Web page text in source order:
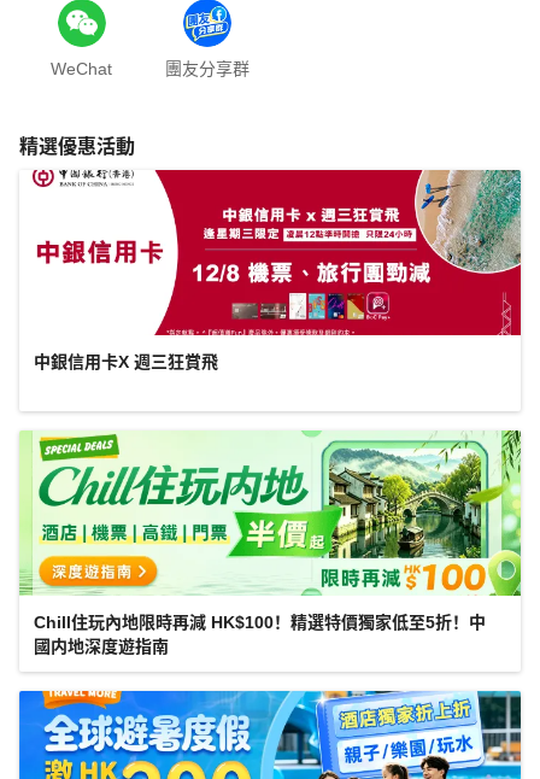
WeChat 團友分享群
精選優惠活動
中銀信用卡X 週三狂賞飛
Chill住玩內地限時再減 HK$100！精選特價獨家低至5折！中
國内地深度遊指南